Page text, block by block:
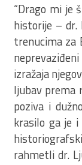
“Drago mi je
historije – dr.
trenucima za
izražaja
ljubav prema
poziva i
krasilo ga je i
rahmetli dr.